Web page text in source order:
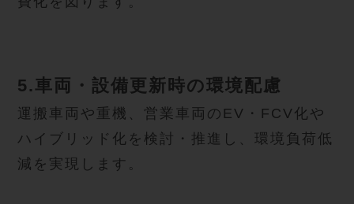
5.車両・設備更新時の環境配慮
運搬車両や重機、営業車両のEV・FCV化や
ハイブリッド化を検討・推進し、環境負荷低
減を実現します。